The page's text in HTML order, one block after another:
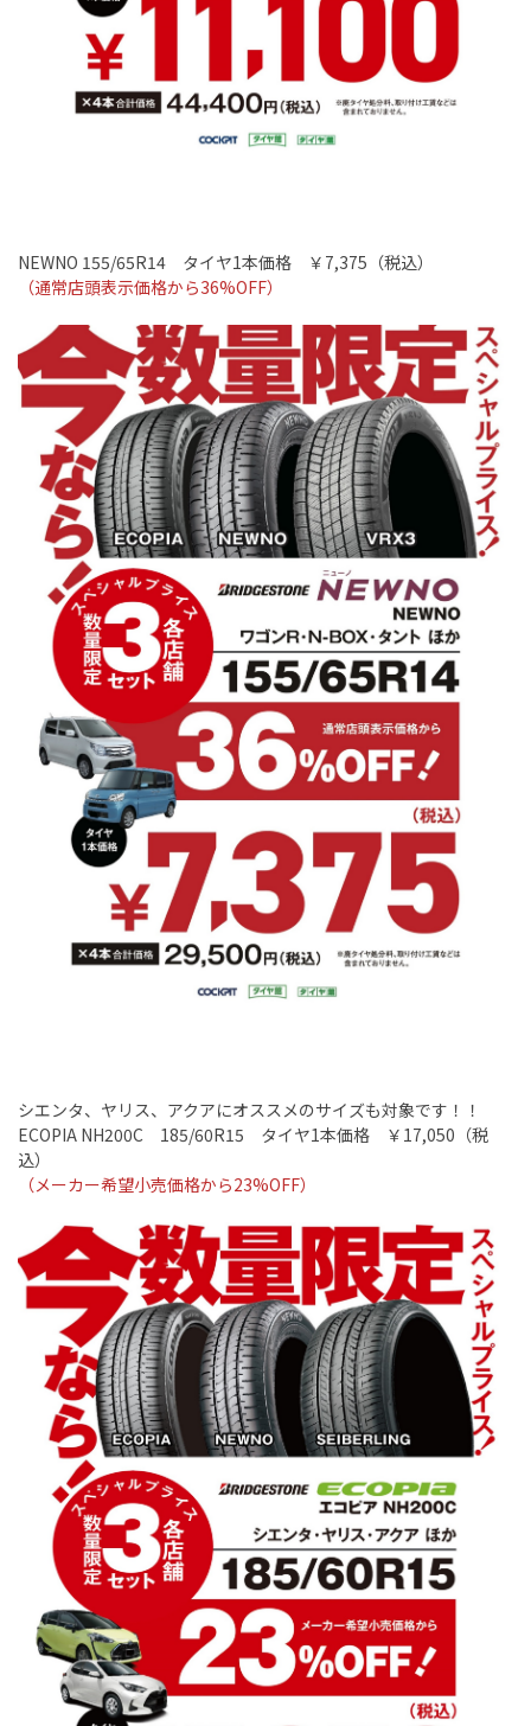
NEWNO 155/65R14 タイヤ1本価格 ￥7,375 （税込）
（通常店頭表示価格から36%OFF）
シエンタ、ヤリス、アクアにオススメのサイズも対象です！！
ECOPIA NH200C 185/60R15 タイヤ1本価格 ￥ 17,050 （税
込）
（メーカー希望小売価格から23%OFF）